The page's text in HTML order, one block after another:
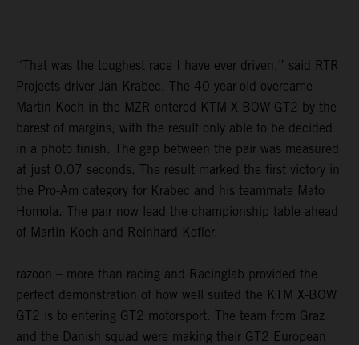
“That was the toughest race I have ever driven,” said RTR
Projects driver Jan Krabec. The 40-year-old overcame
Martin Koch in the MZR-entered KTM X-BOW GT2 by the
barest of margins, with the result only able to be decided
in a photo finish. The gap between the pair was measured
at just 0.07 seconds. The result marked the first victory in
the Pro-Am category for Krabec and his teammate Mato
Homola. The pair now lead the championship table ahead
of Martin Koch and Reinhard Kofler.
razoon – more than racing and Racinglab provided the
perfect demonstration of how well suited the KTM X-BOW
GT2 is to entering GT2 motorsport. The team from Graz
and the Danish squad were making their GT2 European